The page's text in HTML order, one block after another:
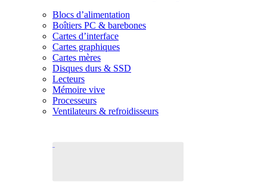
Blocs d’alimentation
Boîtiers PC & barebones
Cartes d’interface
Cartes graphiques
Cartes mères
Disques durs & SSD
Lecteurs
Mémoire vive
Processeurs
Ventilateurs & refroidisseurs